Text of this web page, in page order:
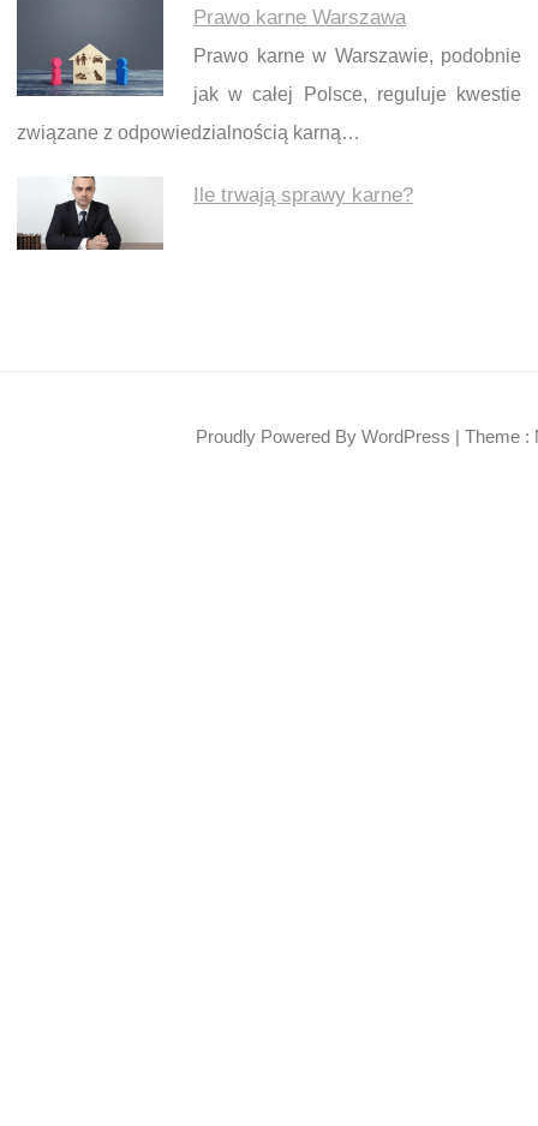
Prawo karne Warszawa
Prawo karne w Warszawie, podobnie
jak w całej Polsce, reguluje kwestie
związane z odpowiedzialnością karną…
Ile trwają sprawy karne?
Proudly Powered By WordPress | Theme :